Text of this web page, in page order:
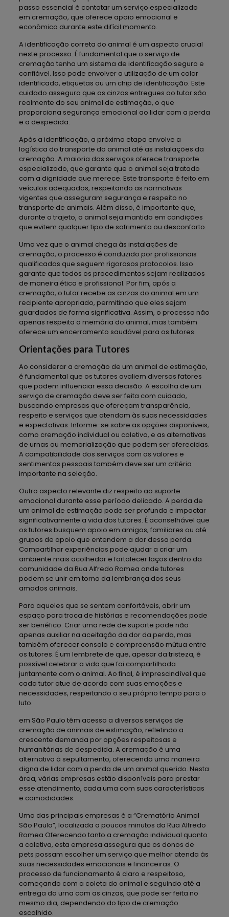
passo essencial é contatar um serviço especializado
em cremação, que oferece apoio emocional e
econômico durante este difícil momento.
A identificação correta do animal é um aspecto crucial
neste processo. É fundamental que o serviço de
cremação tenha um sistema de identificação seguro e
confiável. Isso pode envolver a utilização de um colar
identificado, etiquetas ou um chip de identificação. Este
cuidado assegura que as cinzas entregues ao tutor são
realmente do seu animal de estimação, o que
proporciona segurança emocional ao lidar com a perda
e a despedida.
Após a identificação, a próxima etapa envolve a
logística do transporte do animal até as instalações da
cremação. A maioria dos serviços oferece transporte
especializado, que garante que o animal seja tratado
com a dignidade que merece. Este transporte é feito em
veículos adequados, respeitando as normativas
vigentes que asseguram segurança e respeito no
transporte de animais. Além disso, é importante que,
durante o trajeto, o animal seja mantido em condições
que evitem qualquer tipo de sofrimento ou desconforto.
Uma vez que o animal chega às instalações de
cremação, o processo é conduzido por profissionais
qualificados que seguem rigorosos protocolos. Isso
garante que todos os procedimentos sejam realizados
de maneira ética e profissional. Por fim, após a
cremação, o tutor recebe as cinzas do animal em um
recipiente apropriado, permitindo que eles sejam
guardados de forma significativa. Assim, o processo não
apenas respeita a memória do animal, mas também
oferece um encerramento saudável para os tutores.
Orientações para Tutores
Ao considerar a cremação de um animal de estimação,
é fundamental que os tutores avaliem diversos fatores
que podem influenciar essa decisão. A escolha de um
serviço de cremação deve ser feita com cuidado,
buscando empresas que ofereçam transparência,
respeito e serviços que atendam às suas necessidades
e expectativas. Informe-se sobre as opções disponíveis,
como cremação individual ou coletiva, e as alternativas
de urnas ou memorialização que podem ser oferecidas.
A compatibilidade dos serviços com os valores e
sentimentos pessoais também deve ser um critério
importante na seleção.
Outro aspecto relevante diz respeito ao suporte
emocional durante esse período delicado. A perda de
um animal de estimação pode ser profunda e impactar
significativamente a vida dos tutores. É aconselhável que
os tutores busquem apoio em amigos, familiares ou até
grupos de apoio que entendem a dor dessa perda.
Compartilhar experiências pode ajudar a criar um
ambiente mais acolhedor e fortalecer laços dentro da
comunidade da Rua Alfredo Romea onde tutores
podem se unir em torno da lembrança dos seus
amados animais.
Para aqueles que se sentem confortáveis, abrir um
espaço para troca de histórias e recomendações pode
ser benéfico. Criar uma rede de suporte pode não
apenas auxiliar na aceitação da dor da perda, mas
também oferecer consolo e compreensão mútua entre
os tutores. É um lembrete de que, apesar da tristeza, é
possível celebrar a vida que foi compartilhada
juntamente com o animal. Ao final, é imprescindível que
cada tutor atue de acordo com suas emoções e
necessidades, respeitando o seu próprio tempo para o
luto.
em São Paulo têm acesso a diversos serviços de
cremação de animais de estimação, refletindo a
crescente demanda por opções respeitosas e
humanitárias de despedida. A cremação é uma
alternativa à sepultamento, oferecendo uma maneira
digna de lidar com a perda de um animal querido. Nesta
área, várias empresas estão disponíveis para prestar
esse atendimento, cada uma com suas características
e comodidades.
Uma das principais empresas é a “Crematório Animal
São Paulo”, localizada a poucos minutos da Rua Alfredo
Romea Oferecendo tanto a cremação individual quanto
a coletiva, esta empresa assegura que os donos de
pets possam escolher um serviço que melhor atenda às
suas necessidades emocionais e financeiras. O
processo de funcionamento é claro e respeitoso,
começando com a coleta do animal e seguindo até a
entrega da urna com as cinzas, que pode ser feita no
mesmo dia, dependendo do tipo de cremação
escolhido.